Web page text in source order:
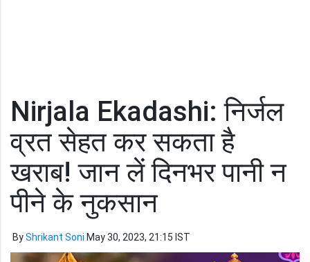
Nirjala Ekadashi: निर्जल
व्रत सेहत कर सकता है
खराब! जान लें दिनभर पानी न
पीने के नुकसान
ByShrikant Soni May 30, 2023, 21:15 IST